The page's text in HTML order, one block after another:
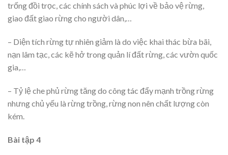
trống đồi trọc, các chính sách và phúc lợi về bảo vệ rừng,
giao đất giao rừng cho người dân,…
– Diện tích rừng tự nhiên giảm là do việc khai thác bừa bãi,
nạn lâm tạc, các kẽ hở trong quản lí đất rừng, các vườn quốc
gia,…
– Tỷ lệ che phủ rừng tăng do công tác đẩy mạnh trồng rừng
nhưng chủ yếu là rừng trồng, rừng non nên chất lượng còn
kém.
Bài tập 4